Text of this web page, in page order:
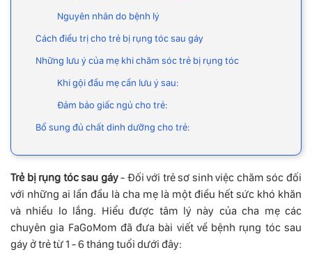
Nguyên nhân do bệnh lý
Cách điều trị cho trẻ bị rụng tóc sau gáy
Những lưu ý của mẹ khi chăm sóc trẻ bị rụng tóc
Khi gội đầu mẹ cần lưu ý sau:
Đảm bảo giấc ngủ cho trẻ:
Bổ sung đủ chất dinh dưỡng cho trẻ:
Trẻ bị rụng tóc sau gáy- Đối với trẻ sơ sinh việc chăm sóc đối
với những ai lần đầu là cha mẹ là một điều hết sức khó khăn
và nhiều lo lắng. Hiểu được tâm lý này của cha mẹ các
chuyên gia FaGoMom đã đưa bài viết về bệnh rụng tóc sau
gáy ở trẻ từ 1 - 6 tháng tuổi dưới đây: